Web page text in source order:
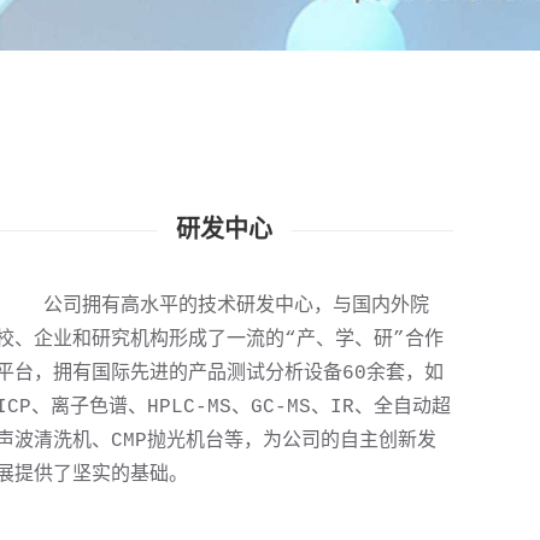
研发中心
、企业和研究机构形成了一流的“产、学、研”合作
台，拥有国际先进的产品测试分析设备60余套，如
、离子色谱、HPLC-MS、GC-MS、IR、全自动超
波清洗机、CMP抛光机台等，为公司的自主创新发
提供了坚实的基础。